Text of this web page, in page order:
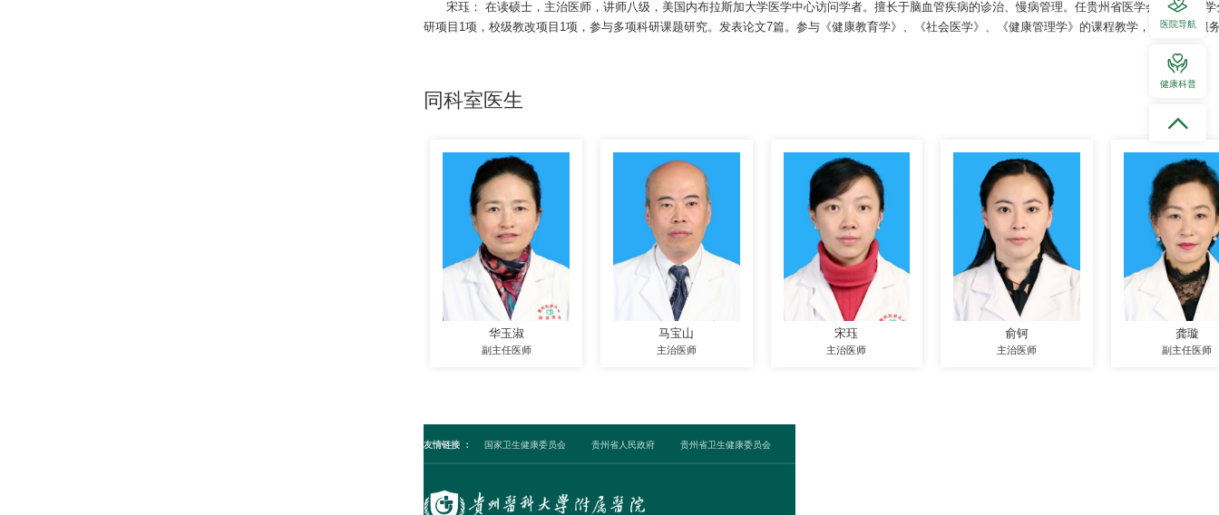
宋珏： 在读硕士，主治医师，讲师八级，美国内布拉斯加大学医学中心访问学者。擅长于脑血管疾病的诊治、慢病管理。任贵州省医学会健康管理
研项目1项，校级教改项目1项，参与多项科研课题研究。发表论文7篇。参与《健康教育学》、《社会医学》、《健康管理学》的课程教学，承担健康服
同科室医生
华玉淑
副主任医师
马宝山
主治医师
宋珏
主治医师
俞钶
主治医师
龚璇
副主任医师
友情链接 ： 国家卫生健康委员会 贵州省人民政府 贵州省卫生健康委员会
医院导航
健康科普